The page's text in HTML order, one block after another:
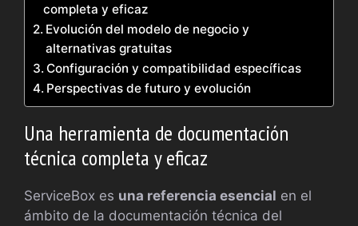
completa y eficaz
Evolución del modelo de negocio y
alternativas gratuitas
Configuración y compatibilidad específicas
Perspectivas de futuro y evolución
Una herramienta de documentación
técnica completa y eficaz
ServiceBox es una referencia esencial en el
ámbito de la documentación técnica del